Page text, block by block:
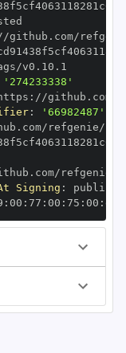
'274233338'
:
:
'66982487'
refgenie/
Signing :
: 00 : 77 : 00 : 75 : 00 : dd